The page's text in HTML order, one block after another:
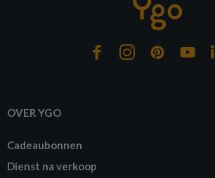
OVER YGO
Cadeaubonnen
Dienst na verkoop